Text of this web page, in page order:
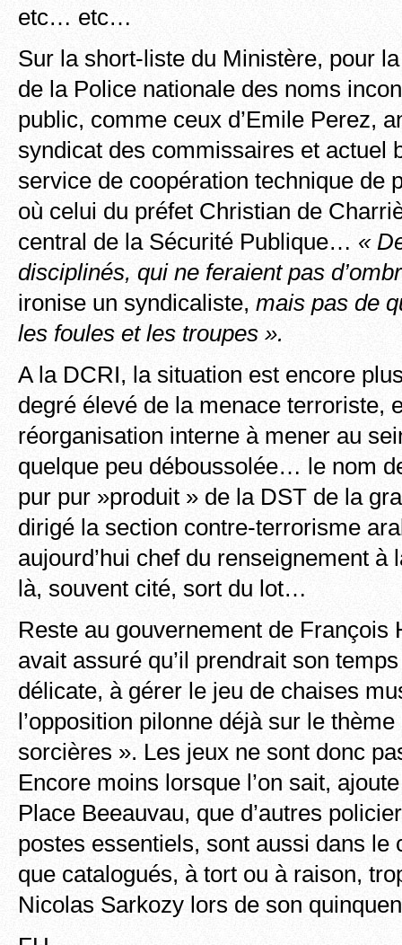
etc… etc…
Sur la short-liste du Ministère, pour
de la Police nationale des noms
public, comme ceux d’Emile Perez,
syndicat des commissaires et actuel
service de coopération technique de
où celui du préfet Christian de
central de la Sécurité Publique… «
disciplinés, qui ne feraient pas
ironise un syndicaliste, mais pas de
les foules et les troupes ».
A la DCRI, la situation est encore
degré élevé de la menace terroriste,
réorganisation interne à mener au
quelque peu déboussolée… le nom
pur pur »produit » de la DST de la
dirigé la section contre-terrorisme
aujourd’hui chef du renseignement
là, souvent cité, sort du lot…
Reste au gouvernement de François
avait assuré qu’il prendrait son
délicate, à gérer le jeu de chaises
l’opposition pilonne déjà sur le
sorcières ». Les jeux ne sont donc
Encore moins lorsque l’on sait,
Place Beeauvau, que d’autres
postes essentiels, sont aussi dans le
que catalogués, à tort ou à raison,
Nicolas Sarkozy lors de son